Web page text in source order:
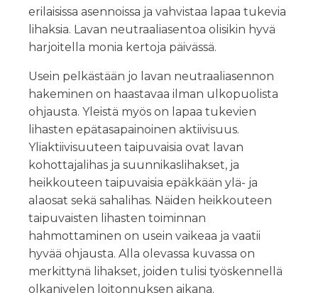
erilaisissa asennoissa ja vahvistaa lapaa tukevia
lihaksia. Lavan neutraaliasentoa olisikin hyvä
harjoitella monia kertoja päivässä.
Usein pelkästään jo lavan neutraaliasennon
hakeminen on haastavaa ilman ulkopuolista
ohjausta. Yleistä myös on lapaa tukevien
lihasten epätasapainoinen aktiivisuus.
Yliaktiivisuuteen taipuvaisia ovat lavan
kohottajalihas ja suunnikaslihakset, ja
heikkouteen taipuvaisia epäkkään ylä- ja
alaosat sekä sahalihas. Näiden heikkouteen
taipuvaisten lihasten toiminnan
hahmottaminen on usein vaikeaa ja vaatii
hyvää ohjausta. Alla olevassa kuvassa on
merkittynä lihakset, joiden tulisi työskennellä
olkanivelen loitonnuksen aikana.